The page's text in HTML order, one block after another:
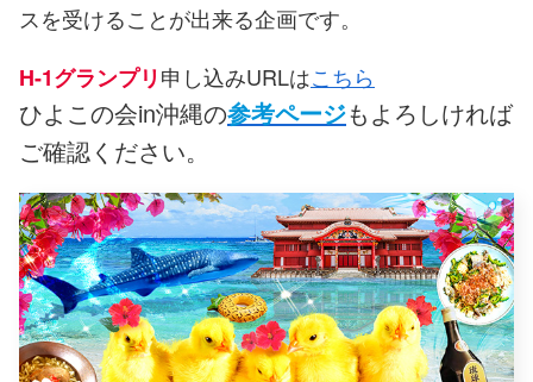
スを受けることが出来る企画です。
H-1グランプリ申し込みURLはこちら
ひよこの会in沖縄の参考ページもよろしければ
ご確認ください。